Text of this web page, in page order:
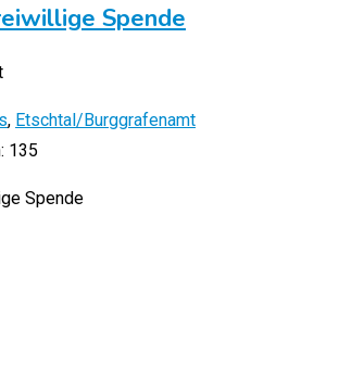
Spende
, Etschtal/Burggrafenamt
135
Spende